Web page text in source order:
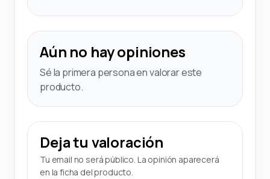
Aún no hay opiniones
Sé la primera persona en valorar este
producto.
Deja tu valoración
Tu email no será público. La opinión aparecerá
en la ficha del producto.